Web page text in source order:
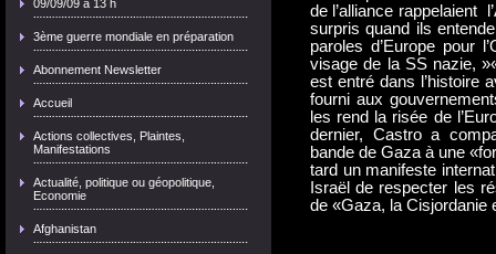
09/09/09 à 13 h
3ème guerre mondiale en préparation
Abonnement Newsletter
Accueil
Actions collectives, Plaintes,
Manifestations
Actualité, politique ou géopolitique,
Economie
Afghanistan
de l’alliance rappelaient
surpris quand ils
paroles d’Europe pour
visage de la SS nazie,
est entré dans l’histoire
fourni aux
les rend la risée de
dernier, Castro a
bande de Gaza à une
tard un manifeste
Israël de respecter les
de «Gaza, la Cisjordanie